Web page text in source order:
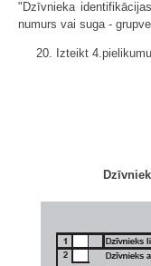
"Dzīvnieka
numurs vai suga -
20. Izteikt